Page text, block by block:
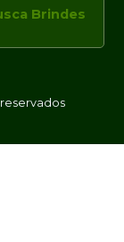
Brindes